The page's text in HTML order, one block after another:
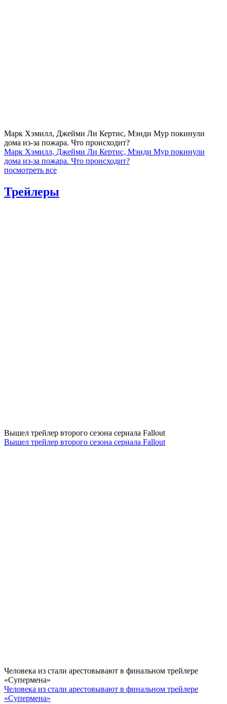
Марк Хэмилл, Джейми Ли Кертис, Мэнди Мур покинули
дома из-за пожара. Что происходит?
Марк Хэмилл, Джейми Ли Кертис, Мэнди Мур покинули
дома из-за пожара. Что происходит?
посмотреть все
Трейлеры
Вышел трейлер второго сезона сериала Fallout
Вышел трейлер второго сезона сериала Fallout
Человека из стали арестовывают в финальном трейлере
«Супермена»
Человека из стали арестовывают в финальном трейлере
«Супермена»